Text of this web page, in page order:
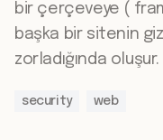
bir çerçeveye (
başka bir sitenin
zorladığında oluşur.
security web